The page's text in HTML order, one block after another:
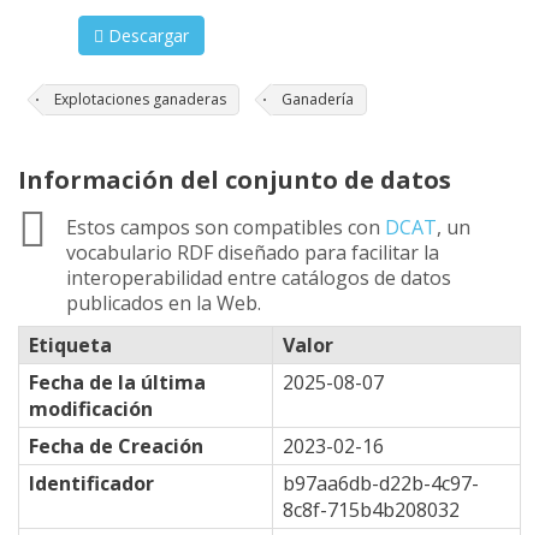
Descargar
Explotaciones ganaderas Ganadería
Información del conjunto de datos
Estos campos son compatibles con DCAT, un
vocabulario RDF diseñado para facilitar la
interoperabilidad entre catálogos de datos
publicados en la Web.
Etiqueta
Valor
Fecha de la última
modificación
2025-08-07
Fecha de Creación
2023-02-16
Identificador
b97aa6db-d22b-4c97-
8c8f-715b4b208032